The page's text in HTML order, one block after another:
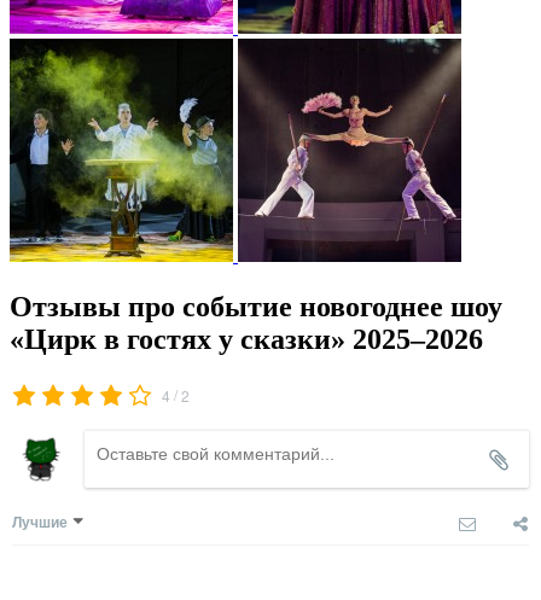
Отзывы про событие новогоднее шоу
«Цирк в гостях у сказки» 2025–2026
4 /2
Лучшие